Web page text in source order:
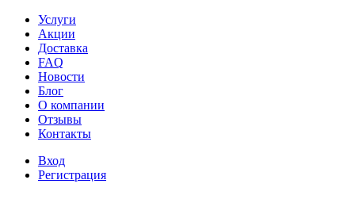
Услуги
Акции
Доставка
FAQ
Новости
Блог
О компании
Отзывы
Контакты
Вход
Регистрация